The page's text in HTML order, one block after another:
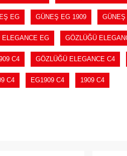
EG GÜNEŞ EG 1909
ELEGANCE EG GÖZLÜĞÜ
C4 GÖZLÜĞÜ ELEGANCE C4
C4 EG1909 C4 1909 C4